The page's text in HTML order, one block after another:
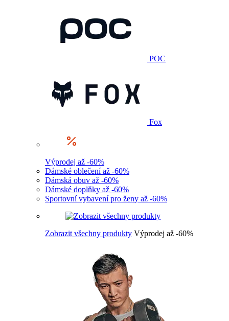
POC
Fox
Výprodej až -60%
Dámské oblečení až -60%
Dámská obuv až -60%
Dámské doplňky až -60%
Sportovní vybavení pro ženy až -60%
Zobrazit všechny produkty Výprodej až -60%